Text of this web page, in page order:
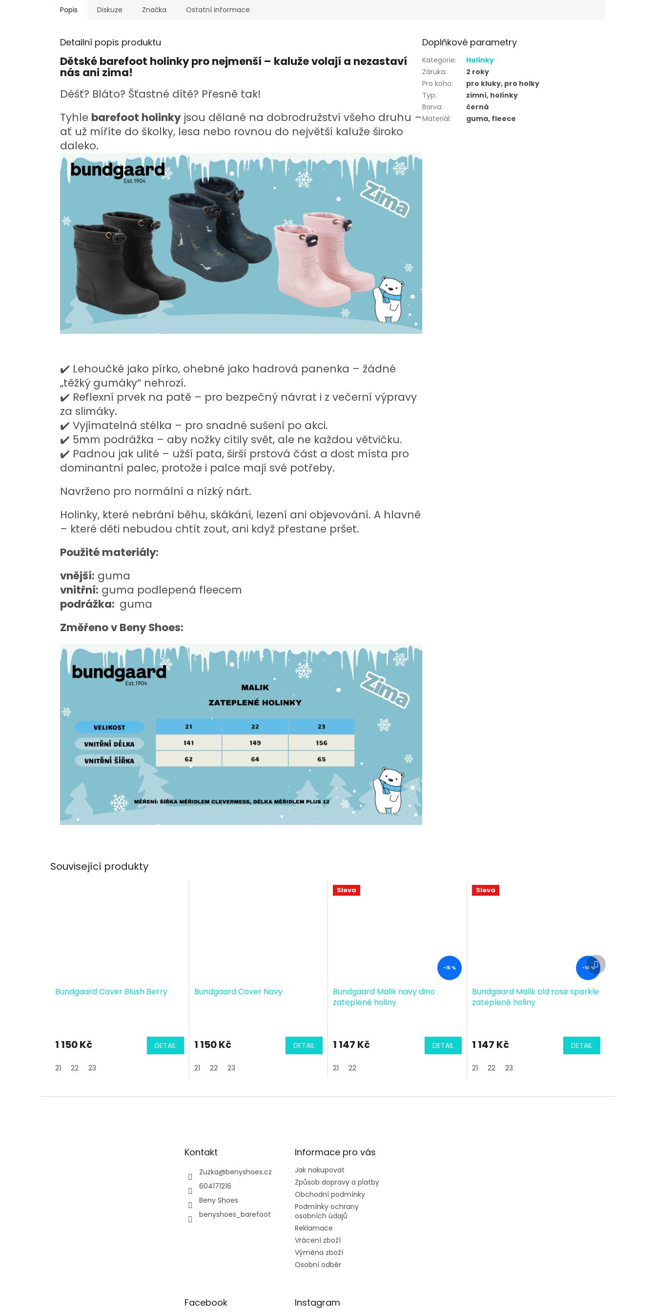
Související produkty
Bundgaard Cover Blush Berry
1 150 Kč DETAIL
21 22 23
Bundgaard Cover Navy
1 150 Kč DETAIL
21 22 23
Sleva
–15 %
Bundgaard Malik navy dino
zateplené holiny
1 147 Kč DETAIL
21 22
Sleva
–15 %
Bundgaard Malik old rose sparkle
zateplené holiny
1 147 Kč DETAIL
21 22 23
Další
produkt
Popis Diskuze Značka Ostatní informace
Detailní popis produktu
Dětské barefoot holinky pro nejmenší – kaluže volají a nezastaví
nás ani zima!
Déšť? Bláto? Šťastné dítě? Přesně tak!
Tyhle barefoot holinkyjsou dělané na dobrodružství všeho druhu –
ať už míříte do školky, lesa nebo rovnou do největší kaluže široko
daleko.
✔️ Lehoučké jako pírko, ohebné jako hadrová panenka – žádné
„těžký gumáky“ nehrozí.
✔️ Reflexní prvek na patě – pro bezpečný návrat i z večerní výpravy
za slimáky.
✔️ Vyjímatelná stélka – pro snadné sušení po akci.
✔️ 5mm podrážka – aby nožky cítily svět, ale ne každou větvičku.
✔️ Padnou jak ulité – užší pata, širší prstová část a dost místa pro
dominantní palec, protože i palce mají své potřeby.
Navrženo pro normální a nízký nárt.
Holinky, které nebrání běhu, skákání, lezení ani objevování. A hlavně
– které děti nebudou chtít zout, ani když přestane pršet.
Použité materiály:
vnější: guma
vnitřní: guma podlepená fleecem
podrážka: guma
Změřeno v Beny Shoes:
Doplňkové parametry
Kategorie:
Holínky
Záruka:
2 roky
Pro koho:
pro kluky, pro holky
Typ:
zimní, holínky
Barva:
černá
Materiál: guma, fleece
Kontakt
Zuzka@benyshoes.cz
604171216
Beny Shoes
benyshoes_barefoot
Informace pro vás
Jak nakupovat
Způsob dopravy a platby
Obchodní podmínky
Podmínky ochrany
osobních údajů
Reklamace
Vrácení zboží
Výměna zboží
Osobní odběr
Facebook Instagram